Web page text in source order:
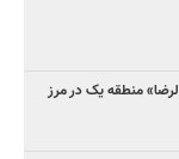
منطقه یک در مرز